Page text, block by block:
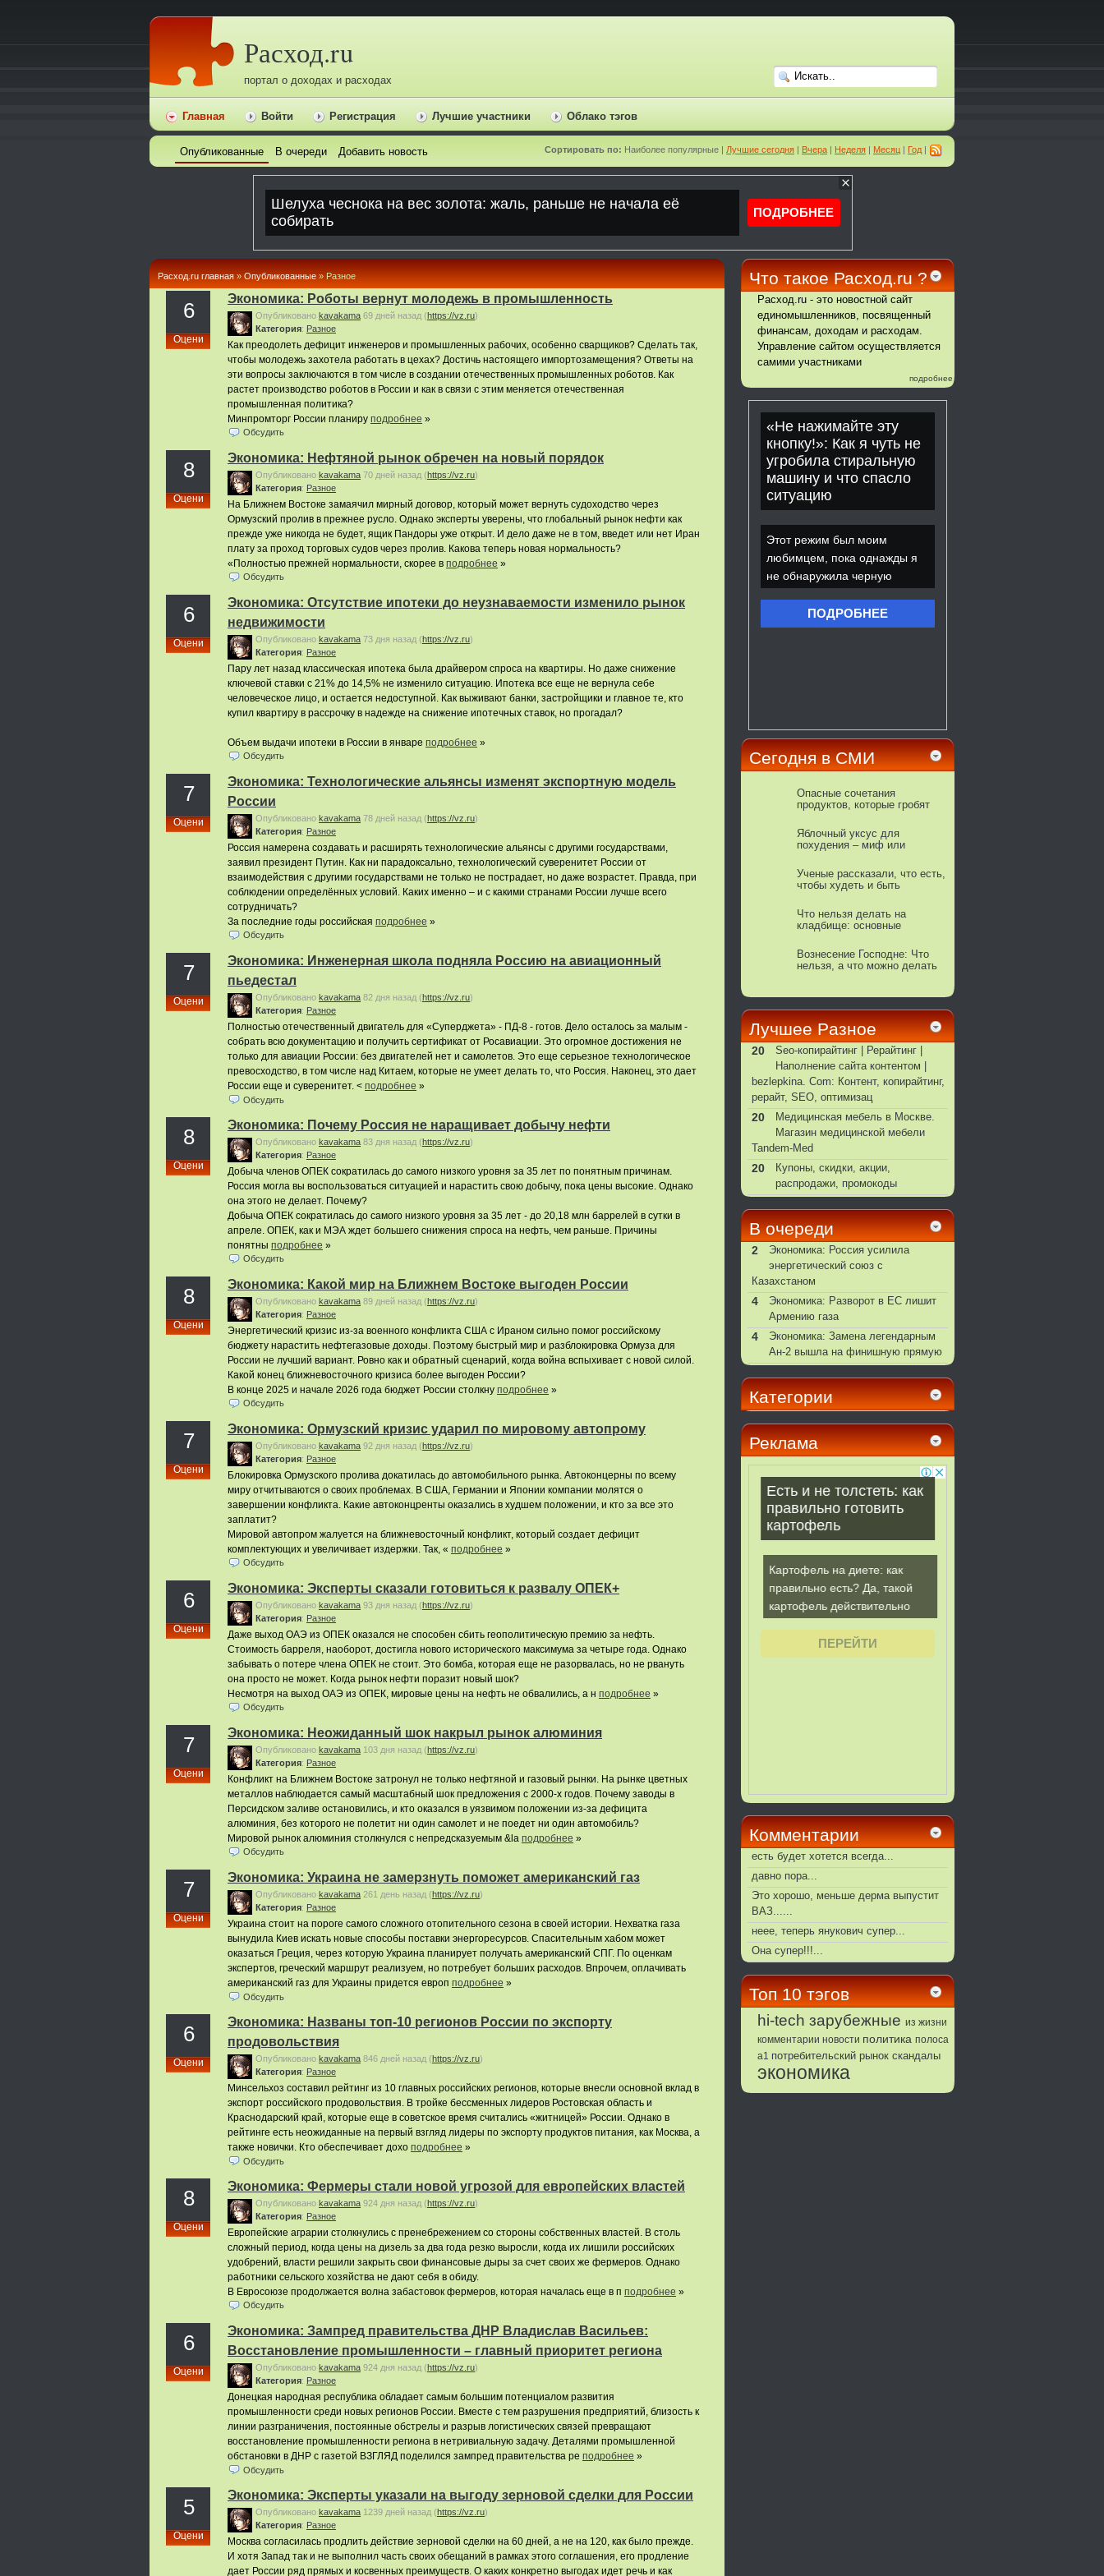
Расход.ru
портал о доходах и расходах
Главная Войти Регистрация Лучшие участники Облако тэгов
Сортировать по: Наиболее популярные | Лучшие сегодня | Вчера | Неделя | Месяц | Год |
Опубликованные В очереди Добавить новость
Расход.ru главная » Опубликованные » Pазное
6
Оцени
Экономика: Роботы вернут молодежь в промышленность
Опубликовано kavakama 69 дней назад (https://vz.ru)
Категория: Pазное
Как преодолеть дефицит инженеров и промышленных рабочих, особенно сварщиков? Сделать так,
чтобы молодежь захотела работать в цехах? Достичь настоящего импортозамещения? Ответы на
эти вопросы заключаются в том числе в создании отечественных промышленных роботов. Как
растет производство роботов в России и как в связи с этим меняется отечественная
промышленная политика?
Минпромторг России планиру подробнее »
Обсудить
8
Оцени
Экономика: Нефтяной рынок обречен на новый порядок
Опубликовано kavakama 70 дней назад (https://vz.ru)
Категория: Pазное
На Ближнем Востоке замаячил мирный договор, который может вернуть судоходство через
Ормузский пролив в прежнее русло. Однако эксперты уверены, что глобальный рынок нефти как
прежде уже никогда не будет, ящик Пандоры уже открыт. И дело даже не в том, введет или нет Иран
плату за проход торговых судов через пролив. Какова теперь новая нормальность?
«Полностью прежней нормальности, скорее в подробнее »
Обсудить
6
Оцени
Экономика: Отсутствие ипотеки до неузнаваемости изменило рынок
недвижимости
Опубликовано kavakama 73 дня назад (https://vz.ru)
Категория: Pазное
Пару лет назад классическая ипотека была драйвером спроса на квартиры. Но даже снижение
ключевой ставки с 21% до 14,5% не изменило ситуацию. Ипотека все еще не вернула себе
человеческое лицо, и остается недоступной. Как выживают банки, застройщики и главное те, кто
купил квартиру в рассрочку в надежде на снижение ипотечных ставок, но прогадал?
Объем выдачи ипотеки в России в январе подробнее »
Обсудить
7
Оцени
Экономика: Технологические альянсы изменят экспортную модель
России
Опубликовано kavakama 78 дней назад (https://vz.ru)
Категория: Pазное
Россия намерена создавать и расширять технологические альянсы с другими государствами,
заявил президент Путин. Как ни парадоксально, технологический суверенитет России от
взаимодействия с другими государствами не только не пострадает, но даже возрастет. Правда, при
соблюдении определённых условий. Каких именно – и с какими странами России лучше всего
сотрудничать?
За последние годы российская подробнее »
Обсудить
7
Оцени
Экономика: Инженерная школа подняла Россию на авиационный
пьедестал
Опубликовано kavakama 82 дня назад (https://vz.ru)
Категория: Pазное
Полностью отечественный двигатель для «Суперджета» - ПД-8 - готов. Дело осталось за малым -
собрать всю документацию и получить сертификат от Росавиации. Это огромное достижения не
только для авиации России: без двигателей нет и самолетов. Это еще серьезное технологическое
превосходство, в том числе над Китаем, которые не умеет делать то, что Россия. Наконец, это дает
России еще и суверенитет. < подробнее »
Обсудить
8
Оцени
Экономика: Почему Россия не наращивает добычу нефти
Опубликовано kavakama 83 дня назад (https://vz.ru)
Категория: Pазное
Добыча членов ОПЕК сократилась до самого низкого уровня за 35 лет по понятным причинам.
Россия могла вы воспользоваться ситуацией и нарастить свою добычу, пока цены высокие. Однако
она этого не делает. Почему?
Добыча ОПЕК сократилась до самого низкого уровня за 35 лет - до 20,18 млн баррелей в сутки в
апреле. ОПЕК, как и МЭА ждет большего снижения спроса на нефть, чем раньше. Причины
понятны подробнее »
Обсудить
8
Оцени
Экономика: Какой мир на Ближнем Востоке выгоден России
Опубликовано kavakama 89 дней назад (https://vz.ru)
Категория: Pазное
Энергетический кризис из-за военного конфликта США с Ираном сильно помог российскому
бюджету нарастить нефтегазовые доходы. Поэтому быстрый мир и разблокировка Ормуза для
России не лучший вариант. Ровно как и обратный сценарий, когда война вспыхивает с новой силой.
Какой конец ближневосточного кризиса более выгоден России?
В конце 2025 и начале 2026 года бюджет России столкну подробнее »
Обсудить
7
Оцени
Экономика: Ормузский кризис ударил по мировому автопрому
Опубликовано kavakama 92 дня назад (https://vz.ru)
Категория: Pазное
Блокировка Ормузского пролива докатилась до автомобильного рынка. Автоконцерны по всему
миру отчитываются о своих проблемах. В США, Германии и Японии компании молятся о
завершении конфликта. Какие автоконцренты оказались в худшем положении, и кто за все это
заплатит?
Мировой автопром жалуется на ближневосточный конфликт, который создает дефицит
комплектующих и увеличивает издержки. Так, « подробнее »
Обсудить
6
Оцени
Экономика: Эксперты сказали готовиться к развалу ОПЕК+
Опубликовано kavakama 93 дня назад (https://vz.ru)
Категория: Pазное
Даже выход ОАЭ из ОПЕК оказался не способен сбить геополитическую премию за нефть.
Стоимость барреля, наоборот, достигла нового исторического максимума за четыре года. Однако
забывать о потере члена ОПЕК не стоит. Это бомба, которая еще не разорвалась, но не рвануть
она просто не может. Когда рынок нефти поразит новый шок?
Несмотря на выход ОАЭ из ОПЕК, мировые цены на нефть не обвалились, а н подробнее »
Обсудить
7
Оцени
Экономика: Неожиданный шок накрыл рынок алюминия
Опубликовано kavakama 103 дня назад (https://vz.ru)
Категория: Pазное
Конфликт на Ближнем Востоке затронул не только нефтяной и газовый рынки. На рынке цветных
металлов наблюдается самый масштабный шок предложения с 2000-х годов. Почему заводы в
Персидском заливе остановились, и кто оказался в уязвимом положении из-за дефицита
алюминия, без которого не полетит ни один самолет и не поедет ни один автомобиль?
Мировой рынок алюминия столкнулся с непредсказуемым &la подробнее »
Обсудить
7
Оцени
Экономика: Украина не замерзнуть поможет американский газ
Опубликовано kavakama 261 день назад (https://vz.ru)
Категория: Pазное
Украина стоит на пороге самого сложного отопительного сезона в своей истории. Нехватка газа
вынудила Киев искать новые способы поставки энергоресурсов. Спасительным хабом может
оказаться Греция, через которую Украина планирует получать американский СПГ. По оценкам
экспертов, греческий маршрут реализуем, но потребует больших расходов. Впрочем, оплачивать
американский газ для Украины придется европ подробнее »
Обсудить
6
Оцени
Экономика: Названы топ-10 регионов России по экспорту
продовольствия
Опубликовано kavakama 846 дней назад (https://vz.ru)
Категория: Pазное
Минсельхоз составил рейтинг из 10 главных российских регионов, которые внесли основной вклад в
экспорт российского продовольствия. В тройке бессменных лидеров Ростовская область и
Краснодарский край, которые еще в советское время считались «житницей» России. Однако в
рейтинге есть неожиданные на первый взгляд лидеры по экспорту продуктов питания, как Москва, а
также новички. Кто обеспечивает дохо подробнее »
Обсудить
8
Оцени
Экономика: Фермеры стали новой угрозой для европейских властей
Опубликовано kavakama 924 дня назад (https://vz.ru)
Категория: Pазное
Европейские аграрии столкнулись с пренебрежением со стороны собственных властей. В столь
сложный период, когда цены на дизель за два года резко выросли, когда их лишили российских
удобрений, власти решили закрыть свои финансовые дыры за счет своих же фермеров. Однако
работники сельского хозяйства не дают себя в обиду.
В Евросоюзе продолжается волна забастовок фермеров, которая началась еще в п подробнее »
Обсудить
6
Оцени
Экономика: Зампред правительства ДНР Владислав Васильев:
Восстановление промышленности – главный приоритет региона
Опубликовано kavakama 924 дня назад (https://vz.ru)
Категория: Pазное
Донецкая народная республика обладает самым большим потенциалом развития
промышленности среди новых регионов России. Вместе с тем разрушения предприятий, близость к
линии разграничения, постоянные обстрелы и разрыв логистических связей превращают
восстановление промышленности региона в нетривиальную задачу. Деталями промышленной
обстановки в ДНР с газетой ВЗГЛЯД поделился зампред правительства ре подробнее »
Обсудить
5
Оцени
Экономика: Эксперты указали на выгоду зерновой сделки для России
Опубликовано kavakama 1239 дней назад (https://vz.ru)
Категория: Pазное
Москва согласилась продлить действие зерновой сделки на 60 дней, а не на 120, как было прежде.
И хотя Запад так и не выполнил часть своих обещаний в рамках этого соглашения, его продление
дает России ряд прямых и косвенных преимуществ. О каких конкретно выгодах идет речь и как
Что такое Расход.ru ?
Расход.ru - это новостной сайт
единомышленников, посвященный
финансам, доходам и расходам.
Управление сайтом осуществляется
самими участниками
подробнее
Сегодня в СМИ
Опасные сочетания
продуктов, которые гробят
Яблочный уксус для
похудения – миф или
Ученые рассказали, что есть,
чтобы худеть и быть
Что нельзя делать на
кладбище: основные
Вознесение Господне: Что
нельзя, а что можно делать
Лучшее Pазное
20
Seo-копирайтинг | Рерайтинг |
Наполнение сайта контентом |
bezlepkina. Com: Контент, копирайтинг,
рерайт, SEO, оптимизац
20
Медицинская мебель в Москве.
Магазин медицинской мебели
Tandem-Med
20
Купоны, скидки, акции,
распродажи, промокоды
В очереди
2
Экономика: Россия усилила
энергетический союз с
Казахстаном
4
Экономика: Разворот в ЕС лишит
Армению газа
4
Экономика: Замена легендарным
Ан-2 вышла на финишную прямую
Категории
Реклама
Комментарии
есть будет хотется всегда...
давно пора...
Это хорошо, меньше дерма выпустит
ВАЗ......
неее, теперь янукович супер...
Она супер!!!...
Топ 10 тэгов
hi-tech зарубежные из жизни
комментарии новости политика полоса
а1 потребительский рынок скандалы
экономика